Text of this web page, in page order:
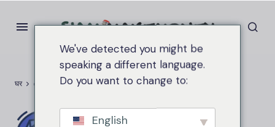
घर cryptocurrency
We've detected you might be
speaking a different language.
Do you want to change to:
English